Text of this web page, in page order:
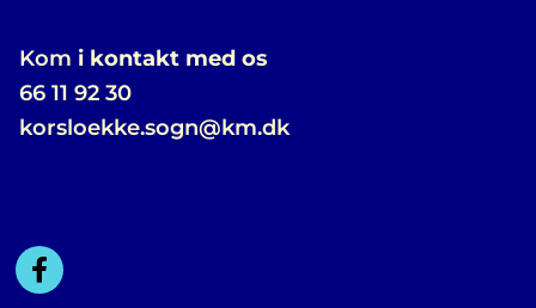
Kom i kontakt med os
66 11 92 30
korsloekke.sogn@km.dk